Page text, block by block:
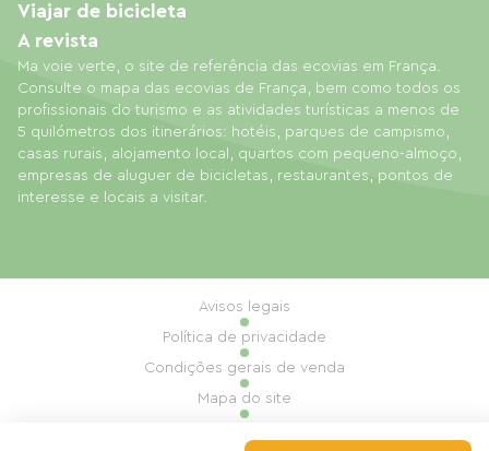
Ma voie verte, o site de referência das ecovias em França.
Consulte o mapa das ecovias de França, bem como todos os
profissionais do turismo e as atividades turísticas a menos de
5 quilómetros dos itinerários: hotéis, parques de campismo,
casas rurais, alojamento local, quartos com pequeno-almoço,
empresas de aluguer de bicicletas, restaurantes, pontos de
interesse e locais a visitar.
Viajar de bicicleta
A revista
Avisos legais
Política de privacidade
Condições gerais de venda
Mapa do site